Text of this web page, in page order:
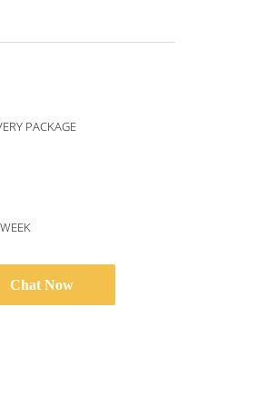
PACKAGE
Chat Now